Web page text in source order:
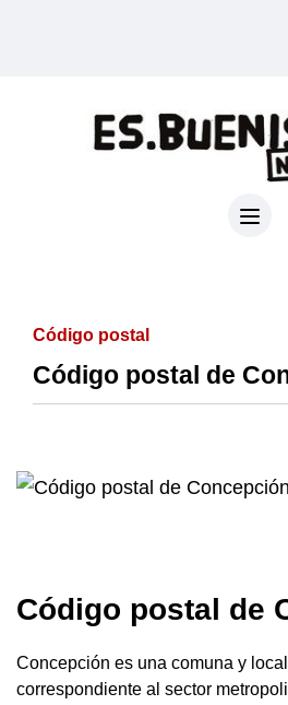
Código postal
Código postal de
Código postal de
Concepción es una comuna y
correspondiente al sector